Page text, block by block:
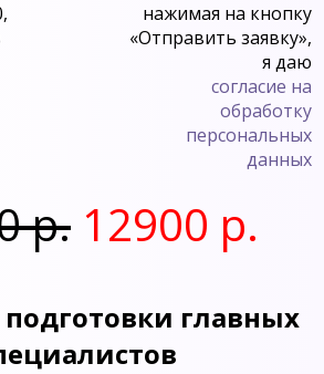
нажимая на кнопку
«Отправить заявку»,
я даю
согласие на
обработку
персональных
данных
р. 12900 р.
главных